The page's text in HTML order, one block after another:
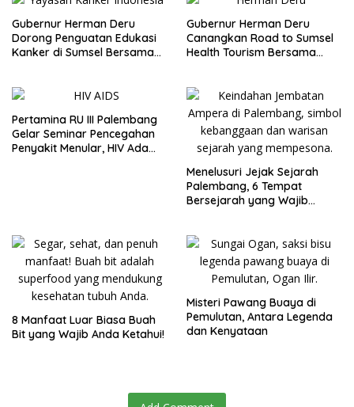
Gubernur Herman Deru
Dorong Penguatan Edukasi
Kanker di Sumsel Bersama
Gubernur Herman Deru
Canangkan Road to Sumsel
Health Tourism Bersama
Pertamina RU III Palembang
Gelar Seminar Pencegahan
Penyakit Menular, HIV Ada
Menelusuri Jejak Sejarah
Palembang, 6 Tempat
Bersejarah yang Wajib
8 Manfaat Luar Biasa Buah
Bit yang Wajib Anda Ketahui!
Misteri Pawang Buaya di
Pemulutan, Antara Legenda
dan Kenyataan